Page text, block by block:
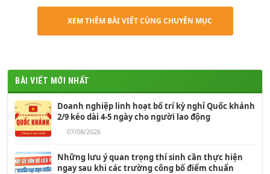
XEM THÊM BÀI VIẾT CÙNG CHUYÊN MỤC
BÀI VIẾT MỚI NHẤT
Doanh nghiệp linh hoạt bố trí kỳ nghỉ Quốc khánh
2/9 kéo dài 4-5 ngày cho người lao động
07/08/2026
Những lưu ý quan trọng thí sinh cần thực hiện
ngay sau khi các trường công bố điểm chuẩn